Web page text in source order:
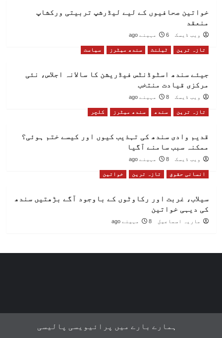
خواتین صحافیوں کے لیے لیڈرشپ تربیتی ورکشاپ
منعقد
ویب ڈیسک 6 مہینے ago
تازہ ترین ٹیلنٹ سندھ میٹرز سیاست
جیئے سندھ اسٹوڈنٹس فیڈریشن کا سالانہ اجلاس، نئی
مرکزی قیادت منتخب
ویب ڈیسک 8 مہینے ago
تازہ ترین سندھ سندھ میٹرز کلچر
قدیم وادی سندھ کی تہذیب کیوں اور کیسے ختم ہوئی؟
ممکنہ سبب سامنے آگیا
ویب ڈیسک 8 مہینے ago
انسانی حقوق تازہ ترین خواتین
سیلاب، غربت اور رکاوٹوں کے باوجود آگے بڑھتیں سندھ
کی دیہی خواتین
ماریہ اسماعیل 8 مہینے ago
ہمارے بارے میں پرائیویسی پالیسی